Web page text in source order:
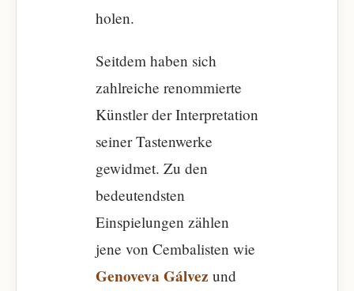
holen.
Seitdem haben sich
zahlreiche renommierte
Künstler der Interpretation
seiner Tastenwerke
gewidmet. Zu den
bedeutendsten
Einspielungen zählen
jene von Cembalisten wie
Genoveva Gálvez und